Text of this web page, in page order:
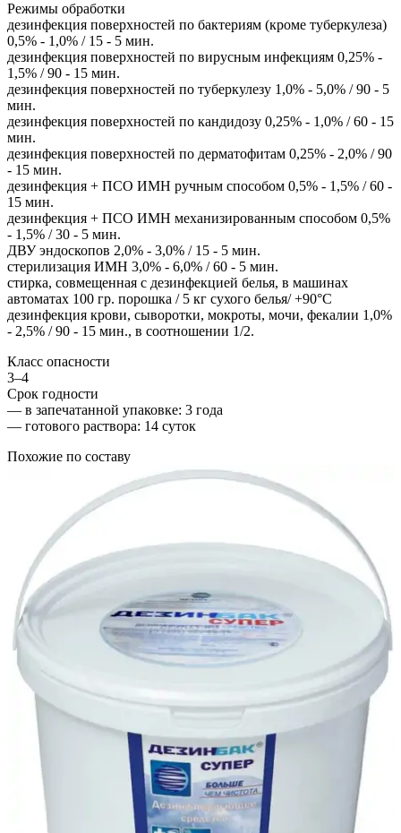
Режимы обработки
дезинфекция поверхностей по бактериям (кроме туберкулеза)
0,5% - 1,0% / 15 - 5 мин.
дезинфекция поверхностей по вирусным инфекциям 0,25% -
1,5% / 90 - 15 мин.
дезинфекция поверхностей по туберкулезу 1,0% - 5,0% / 90 - 5
мин.
дезинфекция поверхностей по кандидозу 0,25% - 1,0% / 60 - 15
мин.
дезинфекция поверхностей по дерматофитам 0,25% - 2,0% / 90
- 15 мин.
дезинфекция + ПСО ИМН ручным способом 0,5% - 1,5% / 60 -
15 мин.
дезинфекция + ПСО ИМН механизированным способом 0,5%
- 1,5% / 30 - 5 мин.
ДВУ эндоскопов 2,0% - 3,0% / 15 - 5 мин.
cтерилизация ИМН 3,0% - 6,0% / 60 - 5 мин.
стирка, совмещенная с дезинфекцией белья, в машинах
автоматах 100 гр. порошка / 5 кг сухого белья/ +90°С
дезинфекция крови, сыворотки, мокроты, мочи, фекалии 1,0%
- 2,5% / 90 - 15 мин., в соотношении 1/2.
Класс опасности
3–4
Срок годности
— в запечатанной упаковке: 3 года
— готового раствора: 14 суток
Похожие по составу